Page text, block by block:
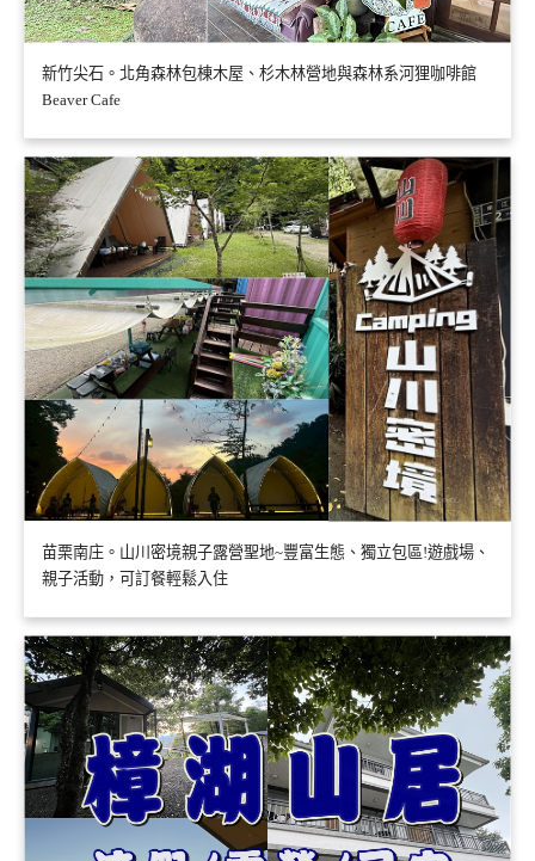
新竹尖石。北角森林包棟木屋、杉木林營地與森林系河狸咖啡館
Beaver Cafe
苗栗南庄。山川密境親子露營聖地~豐富生態、獨立包區!遊戲場、
親子活動，可訂餐輕鬆入住